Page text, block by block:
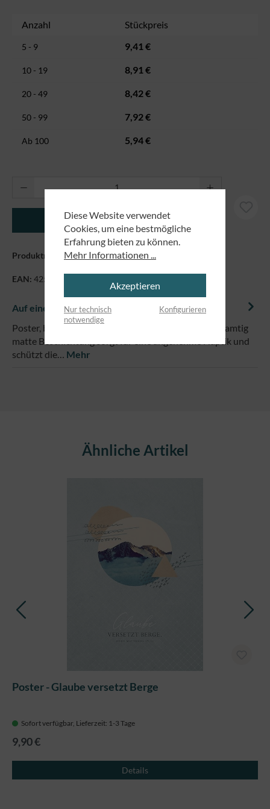
Anzahl Stückpreis
5 - 9 9,41 €
10 - 19 8,91 €
20 - 49 8,42 €
50 - 99 7,92 €
Ab 100 5,94 €
Produkt Anzahl: Gib den gewünschten
In den Warenkorb
Produktnummer:89170055
EAN: 4250479865884
Auf einem Blick
Poster, bunt, im Format DIN A3 (29,7 x 42 cm)Eine samtig
matte Beschichtung sorgt für eine angenehme Haptik und
schützt die… Mehr
Produktgalerie überspringenÄhnliche Artikel
Poster - Glaube versetzt Berge
Sofort verfügbar, Lieferzeit: 1-3 Tage
9,90 €
Details
Diese Website verwendet
Cookies, um eine bestmögliche
Erfahrung bieten zu können.
Mehr Informationen ...
Akzeptieren
Nur technisch
notwendige
Konfigurieren